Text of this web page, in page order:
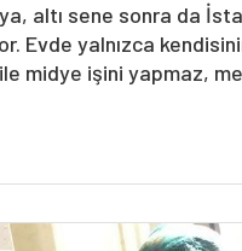
altı sene sonra da
Evde yalnızca
midye işini yapmaz,